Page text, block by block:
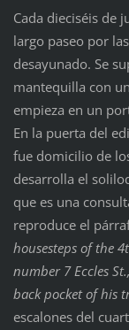
Cada dieciséis de
largo paseo por
desayunado. Se
mantequilla con
empieza en un
En la puerta del
fue domicilio de
desarrolla el
que es una
reproduce el
housesteps of the
number 7 Eccles
back pocket of his
escalones del